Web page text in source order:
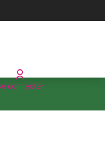
Se connecter